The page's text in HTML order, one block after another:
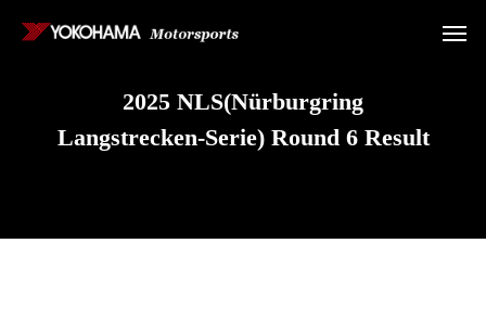
2025 NLS(Nürburgring
Langstrecken-Serie) Round 6 Result